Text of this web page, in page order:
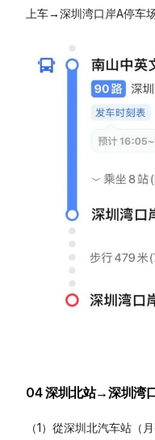
上车→深圳湾口岸A停车
04 深圳北站→深圳湾
（1）從深圳北汽车站